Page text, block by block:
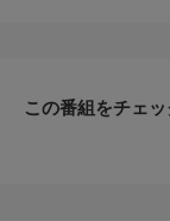
この番組をチェ